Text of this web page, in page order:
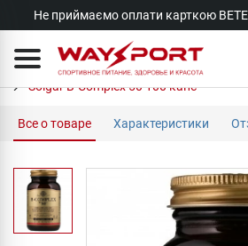
Не приймаємо оплати карткою
Solgar B-Complex 50 100 капс
Все о товаре Характеристики